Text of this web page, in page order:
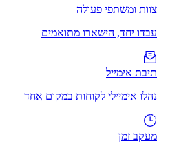
צוות ומשתפי פעולה
עבדו יחד, הישארו מתואמים
תיבת אימייל
נהלו אימיילי לקוחות במקום אחד
מעקב זמן